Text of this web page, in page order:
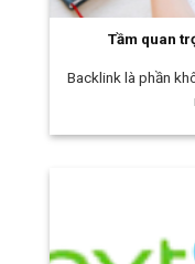
Tầm quan
Backlink là phần